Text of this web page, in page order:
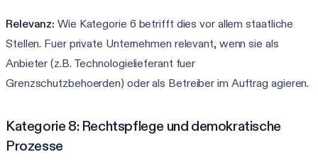
Relevanz: Wie Kategorie 6 betrifft dies vor allem staatliche
Stellen. Fuer private Unternehmen relevant, wenn sie als
Anbieter (z.B. Technologielieferant fuer
Grenzschutzbehoerden) oder als Betreiber im Auftrag agieren.
Kategorie 8: Rechtspflege und demokratische
Prozesse